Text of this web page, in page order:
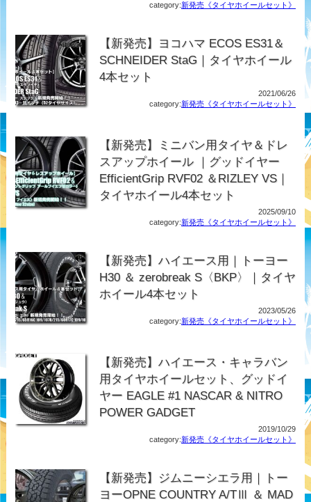
category:新発売《タイヤホイールセット》
【新発売】ヨコハマ ECOS ES31＆
SCHNEIDER StaG｜タイヤホイール
4本セット
2021/06/26
category:新発売《タイヤホイールセット》
【新発売】ミニバン用タイヤ＆ドレ
スアップホイール ｜グッドイヤー
EfficientGrip RVF02 ＆RIZLEY VS｜
タイヤホイール4本セット
2025/09/10
category:新発売《タイヤホイールセット》
【新発売】ハイエース用｜トーヨー
H30 ＆ zerobreak S〈BKP〉｜タイヤ
ホイール4本セット
2023/05/26
category:新発売《タイヤホイールセット》
【新発売】ハイエース・キャラバン
用タイヤホイールセット、グッドイ
ヤー EAGLE #1 NASCAR & NITRO
POWER GADGET
2019/10/29
category:新発売《タイヤホイールセット》
【新発売】ジムニーシエラ用｜トー
ヨーOPNE COUNTRY A/TⅢ ＆ MAD